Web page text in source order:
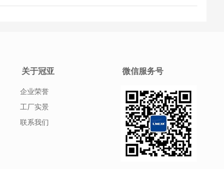
关于冠亚
企业荣誉
工厂实景
联系我们
微信服务号